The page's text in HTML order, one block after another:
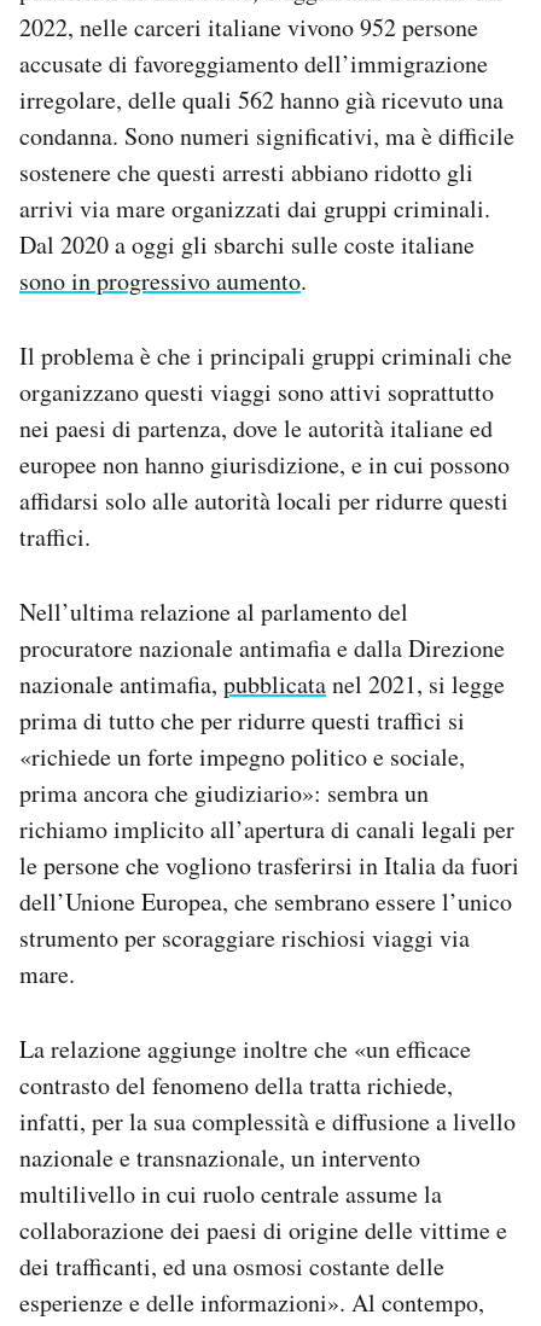
2022, nelle carceri italiane vivono 952 persone
accusate di favoreggiamento dell’immigrazione
irregolare, delle quali 562 hanno già ricevuto una
condanna. Sono numeri significativi, ma è difficile
sostenere che questi arresti abbiano ridotto gli
arrivi via mare organizzati dai gruppi criminali.
Dal 2020 a oggi gli sbarchi sulle coste italiane
sono in progressivo aumento.
Il problema è che i principali gruppi criminali che
organizzano questi viaggi sono attivi soprattutto
nei paesi di partenza, dove le autorità italiane ed
europee non hanno giurisdizione, e in cui possono
affidarsi solo alle autorità locali per ridurre questi
traffici.
Nell’ultima relazione al parlamento del
procuratore nazionale antimafia e dalla Direzione
nazionale antimafia, pubblicatanel 2021, si legge
prima di tutto che per ridurre questi traffici si
«richiede un forte impegno politico e sociale,
prima ancora che giudiziario»: sembra un
richiamo implicito all’apertura di canali legali per
le persone che vogliono trasferirsi in Italia da fuori
dell’Unione Europea, che sembrano essere l’unico
strumento per scoraggiare rischiosi viaggi via
mare.
La relazione aggiunge inoltre che «un efficace
contrasto del fenomeno della tratta richiede,
infatti, per la sua complessità e diffusione a livello
nazionale e transnazionale, un intervento
multilivello in cui ruolo centrale assume la
collaborazione dei paesi di origine delle vittime e
dei trafficanti, ed una osmosi costante delle
esperienze e delle informazioni». Al contempo,